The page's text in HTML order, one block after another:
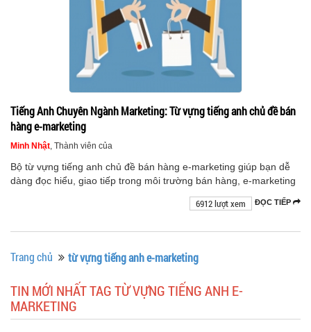
Tiếng Anh Chuyên Ngành Marketing: Từ vựng tiếng anh chủ đề bán
hàng e-marketing
Minh Nhật , Thành viên của
Bộ từ vựng tiếng anh chủ đề bán hàng e-marketing giúp bạn dễ
dàng đọc hiểu, giao tiếp trong môi trường bán hàng, e-marketing
ĐỌC TIẾP
6912 lượt xem
Trang chủ từ vựng tiếng anh e-marketing
TIN MỚI NHẤT TAG TỪ VỰNG TIẾNG ANH E-
MARKETING